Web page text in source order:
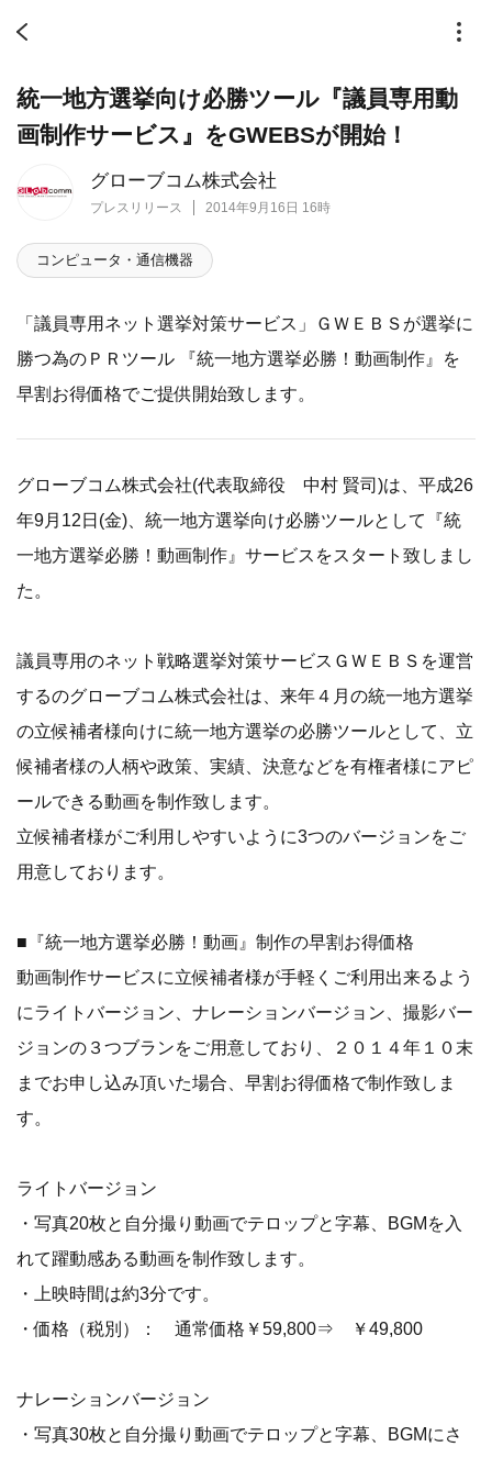
グローブコム株式会社
プレスリリース 2014年9月16日 16時
統一地方選挙向け必勝ツール『議員専用動
画制作サービス』をGWEBSが開始！
コンピュータ・通信機器
「議員専用ネット選挙対策サービス」ＧＷＥＢＳが選挙に
勝つ為のＰＲツール 『統一地方選挙必勝！動画制作』を
早割お得価格でご提供開始致します。
グローブコム株式会社(代表取締役 中村 賢司)は、平成26
年9月12日(金)、統一地方選挙向け必勝ツールとして『統
一地方選挙必勝！動画制作』サービスをスタート致しまし
た。
議員専用のネット戦略選挙対策サービスＧＷＥＢＳを運営
するのグローブコム株式会社は、来年４月の統一地方選挙
の立候補者様向けに統一地方選挙の必勝ツールとして、立
候補者様の人柄や政策、実績、決意などを有権者様にアピ
ールできる動画を制作致します。
立候補者様がご利用しやすいように3つのバージョンをご
用意しております。
■『統一地方選挙必勝！動画』制作の早割お得価格
動画制作サービスに立候補者様が手軽くご利用出来るよう
にライトバージョン、ナレーションバージョン、撮影バー
ジョンの３つブランをご用意しており、２０１４年１０末
までお申し込み頂いた場合、早割お得価格で制作致しま
す。
ライトバージョン
・写真20枚と自分撮り動画でテロップと字幕、BGMを入
れて躍動感ある動画を制作致します。
・上映時間は約3分です。
・価格（税別）： 通常価格￥59,800⇒ ￥49,800
ナレーションバージョン
・写真30枚と自分撮り動画でテロップと字幕、BGMにさ